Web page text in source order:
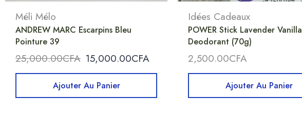
Méli Mélo
ANDREW MARC Escarpins Bleu
Pointure 39
25,000.00CFA 15,000.00CFA
Ajouter Au Panier
Idées Cadeaux
POWER Stick Lavender Vanilla
Deodorant (70g)
2,500.00CFA
Ajouter Au Panier